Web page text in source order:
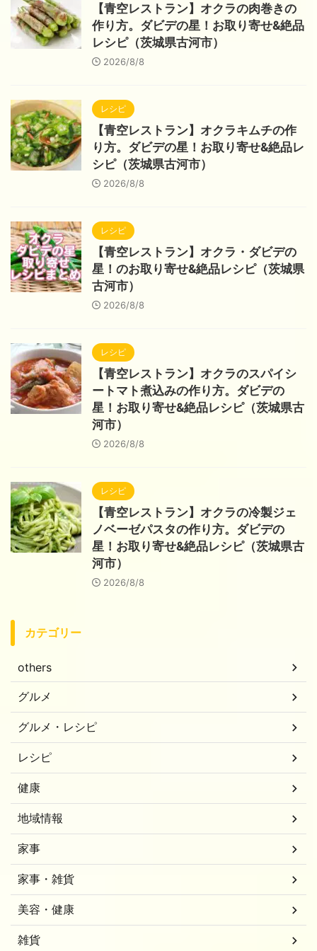
【青空レストラン】オクラの肉巻きの
作り方。ダビデの星！お取り寄せ&絶品
レシピ（茨城県古河市）
2026/8/8
レシピ
【青空レストラン】オクラキムチの作
り方。ダビデの星！お取り寄せ&絶品レ
シピ（茨城県古河市）
2026/8/8
レシピ
【青空レストラン】オクラ・ダビデの
星！のお取り寄せ&絶品レシピ（茨城県
古河市）
2026/8/8
レシピ
【青空レストラン】オクラのスパイシ
ートマト煮込みの作り方。ダビデの
星！お取り寄せ&絶品レシピ（茨城県古
河市）
2026/8/8
レシピ
【青空レストラン】オクラの冷製ジェ
ノベーゼパスタの作り方。ダビデの
星！お取り寄せ&絶品レシピ（茨城県古
河市）
2026/8/8
カテゴリー
others
グルメ
グルメ・レシピ
レシピ
健康
地域情報
家事
家事・雑貨
美容・健康
雑貨